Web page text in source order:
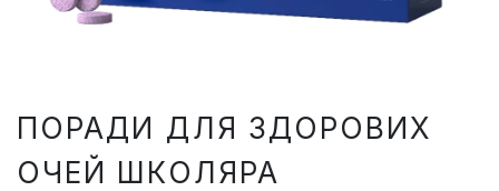
ПОРАДИ ДЛЯ ЗДОРОВИХ
ОЧЕЙ ШКОЛЯРА